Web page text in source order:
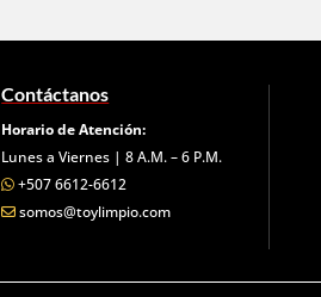
Contáctanos
Horario de Atención:
Lunes a Viernes | 8 A.M. – 6 P.M.
+507 6612-6612
somos@toylimpio.com